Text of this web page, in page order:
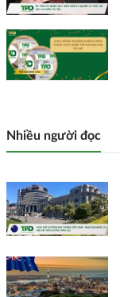
Nhiều người đọc